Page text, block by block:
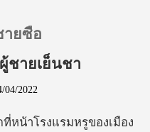
ายซือ
ชายเย็นชา
04/2022